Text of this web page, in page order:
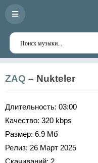
ZAQ – Nukteler
Длительность: 03:00
Качество: 320 kbps
Размер: 6.9 Мб
Релиз: 26 Март 2025
Скачиваний: 2